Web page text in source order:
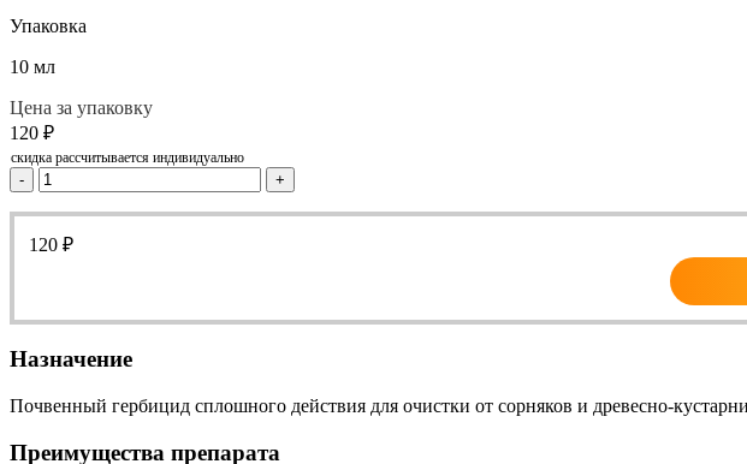
Упаковка
10 мл
Цена за упаковку
120 ₽
скидка рассчитывается индивидуально
- +
120 ₽
Назначение
Почвенный гербицид сплошного действия для очистки от сорняков и древесно-
Преимущества препарата